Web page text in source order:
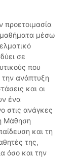
προετοιμασία
μαθήματα μέσω
σε
που
ανάπτυξη
και οι
ένα
στις ανάγκες
Μάθηση
και τη
της,
όσο και την